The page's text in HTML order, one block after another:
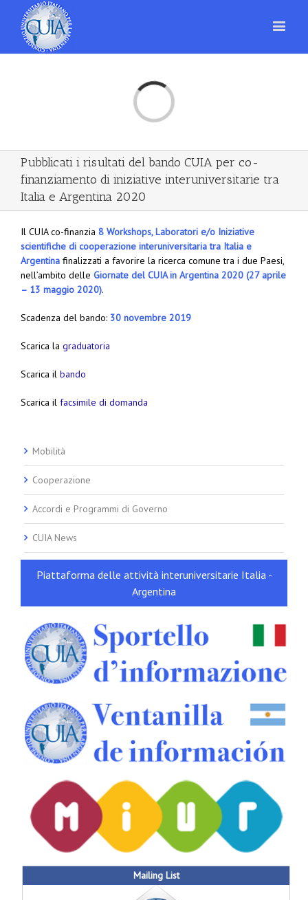
Loading...
Pubblicati i risultati del bando CUIA per co-
finanziamento di iniziative interuniversitarie tra
Italia e Argentina 2020
Il CUIA co-finanzia 8 Workshops, Laboratori e/o Iniziative
scientifiche di cooperazione interuniversitaria tra Italia e
Argentina finalizzati a favorire la ricerca comune tra i due Paesi,
nell’ambito delle Giornate del CUIA in Argentina 2020 (27 aprile
– 13 maggio 2020).
Scadenza del bando: 30 novembre 2019
Scarica la graduatoria
Scarica il bando
Scarica il facsimile di domanda
Mobilità
Cooperazione
Accordi e Programmi di Governo
CUIA News
Piattaforma delle attività interuniversitarie Italia -
Argentina
Mailing List